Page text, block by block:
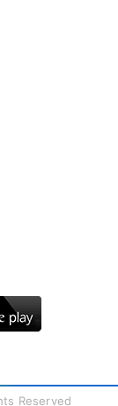
Reserved